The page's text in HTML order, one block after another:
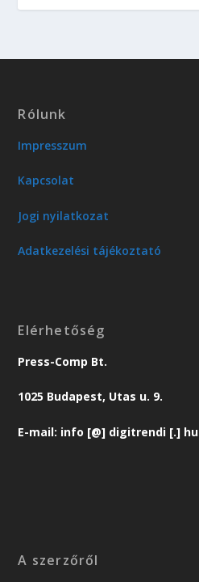
Rólunk
Impresszum
Kapcsolat
Jogi nyilatkozat
Adatkezelési tájékoztató
Elérhetőség
Press-Comp Bt.
1025 Budapest, Utas u. 9.
E-mail: info [@] digitrendi [.] hu
A szerzőről